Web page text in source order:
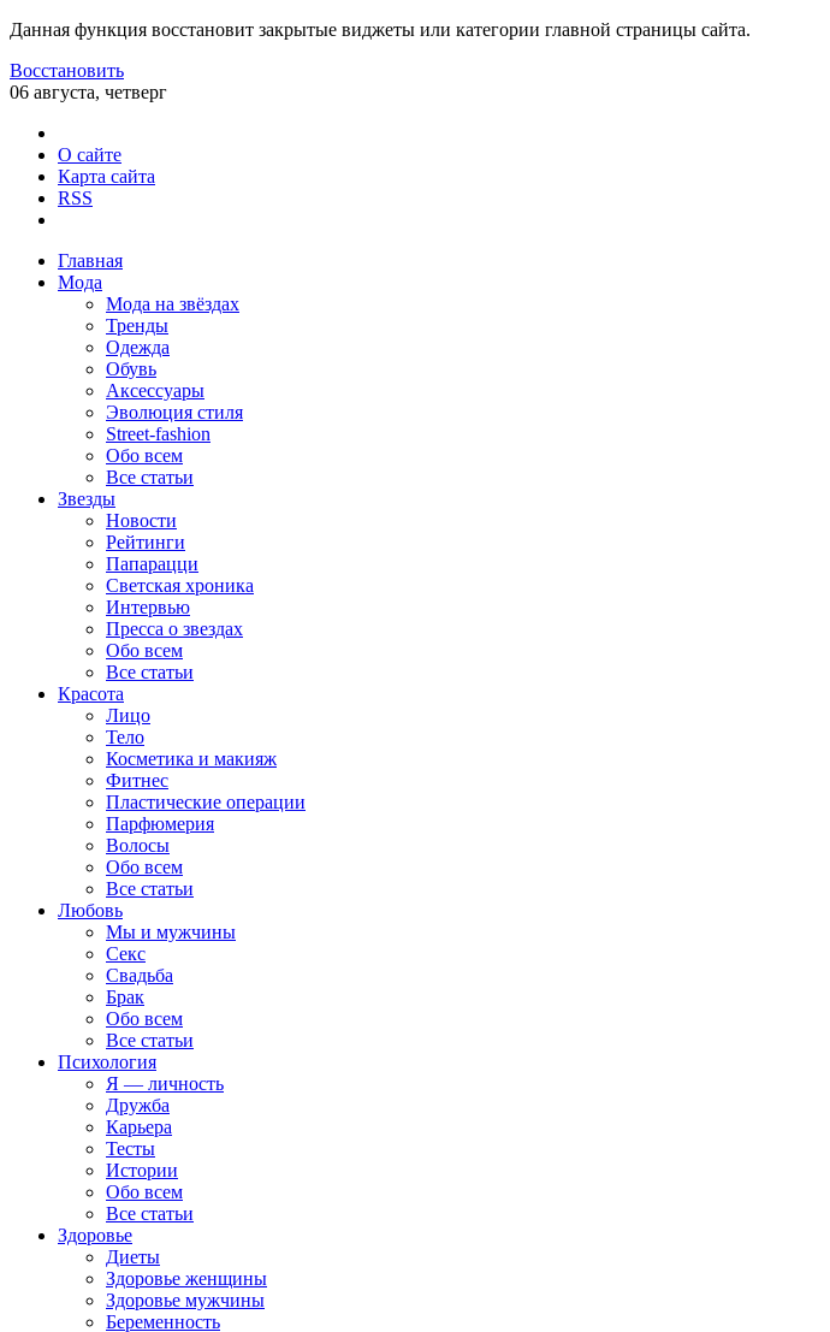
Данная функция восстановит закрытые виджеты или категории главной страницы сайта.
Восстановить
06 августа, четверг
О сайте
Карта сайта
RSS
Главная
Мода
Мода на звёздах
Тренды
Одежда
Обувь
Аксессуары
Эволюция стиля
Street-fashion
Обо всем
Все статьи
Звезды
Новости
Рейтинги
Папарацци
Светская хроника
Интервью
Пресса о звездах
Обо всем
Все статьи
Красота
Лицо
Тело
Косметика и макияж
Фитнес
Пластические операции
Парфюмерия
Волосы
Обо всем
Все статьи
Любовь
Мы и мужчины
Секс
Свадьба
Брак
Обо всем
Все статьи
Психология
Я — личность
Дружба
Карьера
Тесты
Истории
Обо всем
Все статьи
Здоровье
Диеты
Здоровье женщины
Здоровье мужчины
Беременность